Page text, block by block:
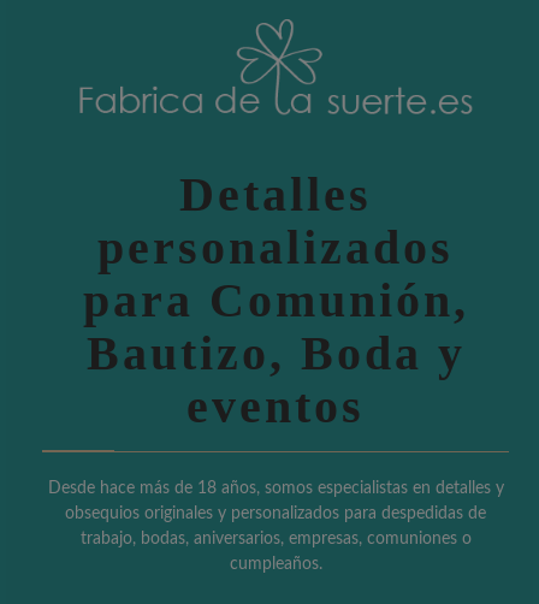
Detalles
personalizados
para Comunión,
Bautizo, Boda y
eventos
Desde hace más de 18 años, somos especialistas en detalles y
obsequios originales y personalizados para despedidas de
trabajo, bodas, aniversarios, empresas, comuniones o
cumpleaños.